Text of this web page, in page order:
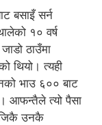
बसाइँ सर्न
१० वर्ष
ठाउँमा
थियो। त्यही
भाउ ६०० बाट
आफन्तैले त्यो पैसा
उनकै